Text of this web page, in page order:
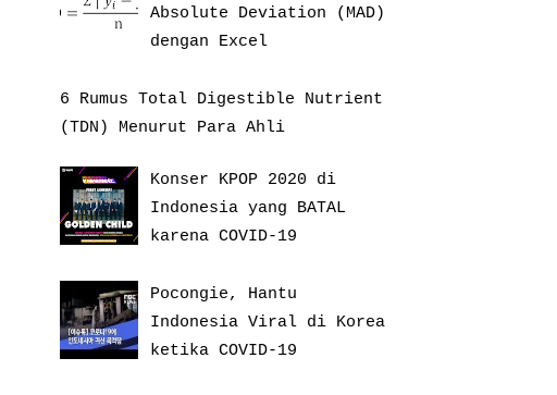
Absolute Deviation (MAD)
dengan Excel
6 Rumus Total Digestible Nutrient
(TDN) Menurut Para Ahli
Konser KPOP 2020 di
Indonesia yang BATAL
karena COVID-19
Pocongie, Hantu
Indonesia Viral di Korea
ketika COVID-19